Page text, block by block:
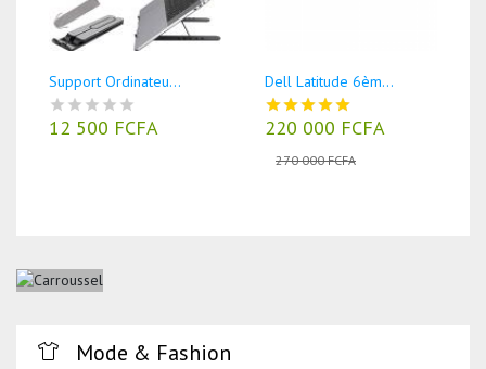
Support Ordinateu...
12 500 FCFA
Dell Latitude 6èm...
220 000 FCFA
270 000 FCFA
Mode & Fashion